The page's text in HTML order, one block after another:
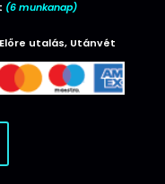
(6 munkanap)
utalás, Utánvét